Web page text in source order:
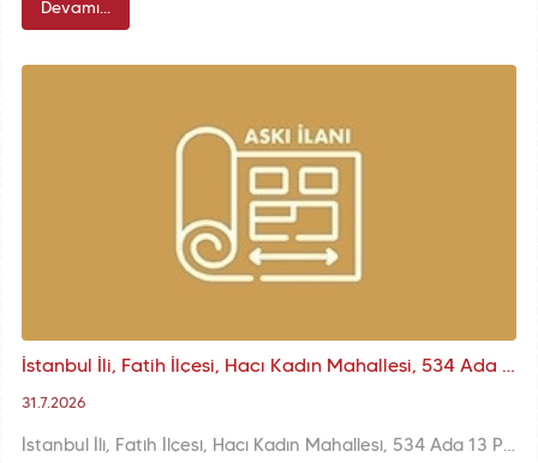
Devamı...
İstanbul İli, Fatih İlçesi, Hacı Kadın Mahallesi, 534 Ada 13 Parsel Yanı Kadastral Boşluğa İlişkin KUİP-341100639 Plan İşlem Numaralı Askı İlanı
31.7.2026
İstanbul İli, Fatih İlçesi, Hacı Kadın Mahallesi, 534 Ada 13 Parsel Yanı Kadastral Boşluğa İlişkin KUİP-341100639 Plan İşlem Numaralı 1/1000 ölçekli K.A.U.İ.P. Değişikliği